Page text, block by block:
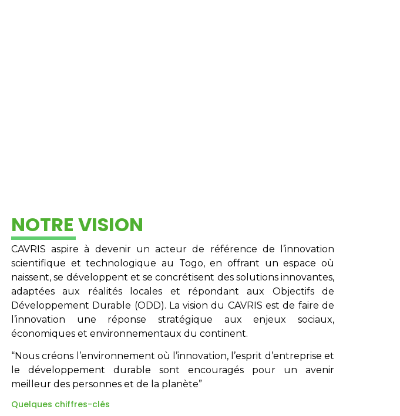
NOTRE VISION
CAVRIS aspire à devenir un acteur de référence de l’innovation
scientifique et technologique au Togo, en offrant un espace où
naissent, se développent et se concrétisent des solutions innovantes,
adaptées aux réalités locales et répondant aux Objectifs de
Développement Durable (ODD). La vision du CAVRIS est de faire de
l’innovation une réponse stratégique aux enjeux sociaux,
économiques et environnementaux du continent.
“Nous créons l’environnement où l’innovation, l’esprit d’entreprise et
le développement durable sont encouragés pour un avenir
meilleur des personnes et de la planète”
Quelques chiffres-clés